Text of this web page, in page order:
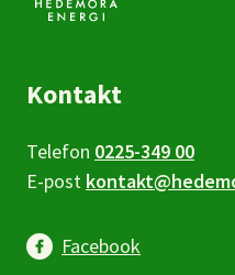
Kontakt
Telefon 0225-349 00
E-post
Facebook